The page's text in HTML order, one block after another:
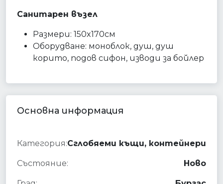
Санитарен възел
Размери: 150x170см
Оборудване: моноблок, душ, душ
корито, подов сифон, изводи за бойлер
Основна информация
Категория:Сглобяеми къщи, контейнери
Състояние: Ново